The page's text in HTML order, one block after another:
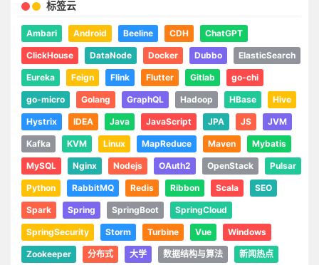
标签云
Ambari Android Beeline CDH ChatGPT
ClickHouse DataNode Docker Dubbo ElasticSearch
Eureka Feign Flink Flutter Gitlab go-chi
go-micro Golang GraphQL Hadoop HBase Hive
Hystrix IDEA Java JavaScript JPA JS JVM
Kafka KVM Linux MapReduce Maven Mybatis
MySQL Nginx Nodejs OAuth2 OpenStack Pulsar
Python RabbitMQ Redis Ribbon Scala SEO
Spark Spring SpringBoot SpringCloud
SpringSecurity Storm Turbine Vue Windows
Zookeeper 分布式 大学 数据结构与算法 新闻热点